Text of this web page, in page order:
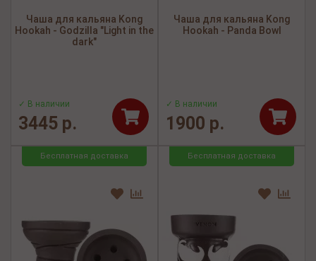
Чаша для кальяна Kong
Hookah - Godzilla "Light in the
dark"
✓ В наличии
3445 р.
Чаша для кальяна Kong
Hookah - Panda Bowl
✓ В наличии
1900 р.
Бесплатная доставка Бесплатная доставка